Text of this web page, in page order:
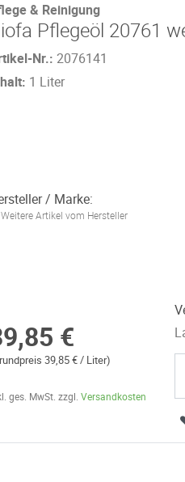
& Reinigung
Pflegeöl 20761
Nr.: 2076141
1 Liter
/ Marke:
Weitere Artikel vom Hersteller
€
39,85 € / Liter)
ges. MwSt. zzgl. Versandkosten